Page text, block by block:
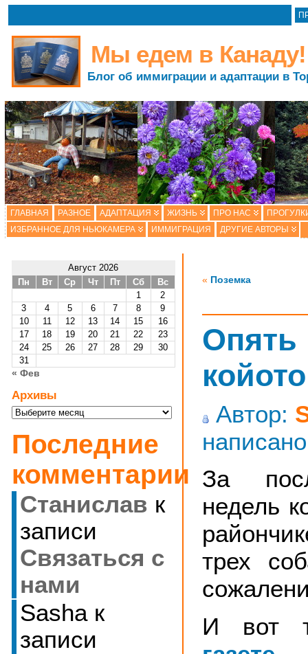
Мы едем в Канаду!
Блог об иммиграции и адаптации в
ГЛАВНАЯ РАЗНОЕ АДАПТАЦИЯ ЖИЗНЬ ПРО НАС
ИЗБРАННОЕ ДЛЯ НЬЮКАМЕРА
ИММИГРАЦИЯ ДРУГИЕ АВТОРЫ
Август 2026
Пн
Вт Ср Чт Пт Сб
Вс
1
2
3
4 5 6 7 8
9
10
11 12 13 14 15
16
17
18 19 20 21 22
23
24
25 26 27 28 29
30
31
« Фев
Архивы
Архивы
Последние
комментарии
Станислав к
записи
Cвязаться с
нами
Sashaк
записи
« Поземка
Опять
Автор:
За
недель
трех
И вот